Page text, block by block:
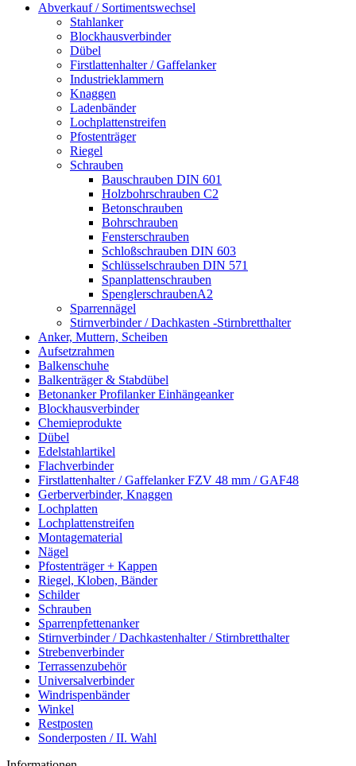
Abverkauf / Sortimentswechsel
Stahlanker
Blockhausverbinder
Dübel
Firstlattenhalter / Gaffelanker
Industrieklammern
Knaggen
Ladenbänder
Lochplattenstreifen
Pfostenträger
Riegel
Schrauben
Bauschrauben DIN 601
Holzbohrschrauben C2
Betonschrauben
Bohrschrauben
Fensterschrauben
Schloßschrauben DIN 603
Schlüsselschrauben DIN 571
Spanplattenschrauben
SpenglerschraubenA2
Sparrennägel
Stirnverbinder / Dachkasten -Stirnbretthalter
Anker, Muttern, Scheiben
Aufsetzrahmen
Balkenschuhe
Balkenträger & Stabdübel
Betonanker Profilanker Einhängeanker
Blockhausverbinder
Chemieprodukte
Dübel
Edelstahlartikel
Flachverbinder
Firstlattenhalter / Gaffelanker FZV 48 mm / GAF48
Gerberverbinder, Knaggen
Lochplatten
Lochplattenstreifen
Montagematerial
Nägel
Pfostenträger + Kappen
Riegel, Kloben, Bänder
Schilder
Schrauben
Sparrenpfettenanker
Stirnverbinder / Dachkastenhalter / Stirnbretthalter
Strebenverbinder
Terrassenzubehör
Universalverbinder
Windrispenbänder
Winkel
Restposten
Sonderposten / II. Wahl